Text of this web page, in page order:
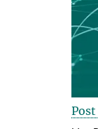
Post